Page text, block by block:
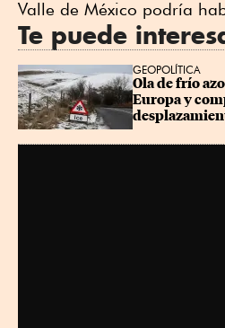
Valle de México podría
Te puede
GEOPOLÍTICA
Ola de frío
Europa y